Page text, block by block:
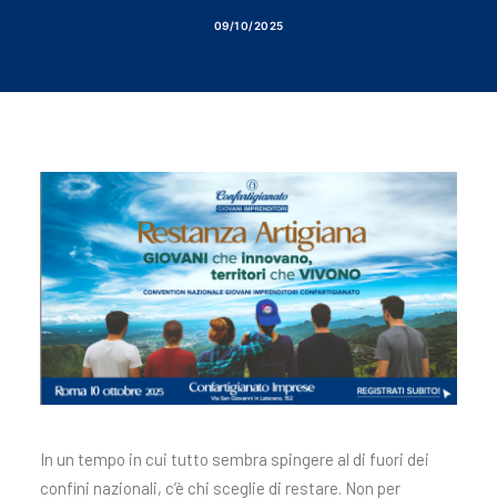
09/10/2025
In un tempo in cui tutto sembra spingere al di fuori dei
confini nazionali, c’è chi sceglie di restare. Non per